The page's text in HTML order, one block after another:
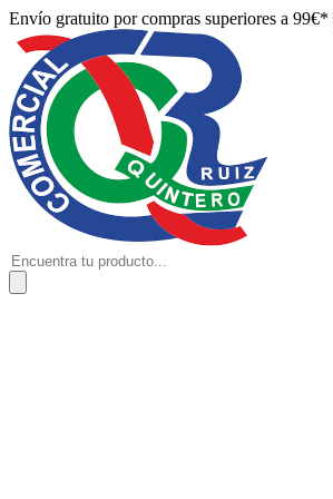
Envío gratuito por compras superiores a